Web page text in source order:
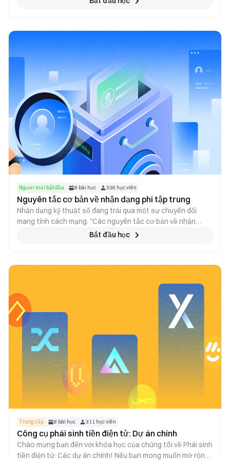
tử có kinh nghiệm, khóa học này sẽ trang bị cho bạn kiến
thức và kỹ năng để điều hướng thế giới masternode, khám
phá các loại tiền điện tử dựa trên masternode phổ biến và
khám phá các khái niệm cơ bản đằng sau mạng masternode.
Hãy tham gia cùng chúng tôi trong hành trình thú vị này khi
chúng tôi đi sâu vào hoạt động bên trong của mã thông
báo masternode và mở khóa tiềm năng mà chúng nắm giữ
trong việc định hình tương lai của tài chính phi tập trung.
Người mới bắt đầu 8 bài học 336 học viên
Nguyên tắc cơ bản về nhận dạng phi tập trung
Nhận dạng kỹ thuật số đang trải qua một sự chuyển đổi
mang tính cách mạng. "Các nguyên tắc cơ bản về nhận
dạng phi tập trung" đi sâu vào sự thay đổi mô hình này, khám
định hướng tương lai của quản lý danh tính, nơi blockchain
quyền của người dùng? Đi sâu vào và khám phá tương lai
của nhận dạng kỹ thuật số!
Bắt đầu học
Trung cấp 8 bài học 311 học viên
Công cụ phái sinh tiền điện tử: Dự án chính
Chào mừng bạn đến với khóa học của chúng tôi về Phái sinh
tiền điện tử: Các dự án chính! Nếu bạn mong muốn mở rộng